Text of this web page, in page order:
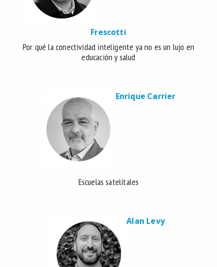
Frescotti
Por qué la conectividad inteligente ya no es un lujo en
educación y salud
Enrique Carrier
Escuelas satelitales
Alan Levy